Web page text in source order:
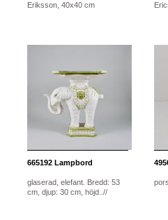
Eriksson, 40x40 cm
665192 Lampbord
glaserad, elefant. Bredd: 53
cm, djup: 30 cm, höjd..//